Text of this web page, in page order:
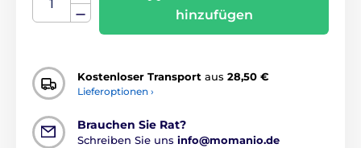
hinzufügen
Kostenloser Transport aus 28,50 €
Lieferoptionen ›
Brauchen Sie Rat?
Schreiben Sie uns info@momanio.de